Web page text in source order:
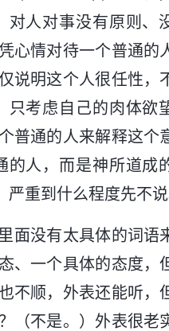
对人对事没有原则、
心情对待一个普通的
说明这个人很任性，
只考虑自己的肉体欲
普通的人来解释这个
的人，而是神所道成
重到什么程度先不说
面没有太具体的词语
、一个具体的态度，
不顺，外表还能听，
（不是。）外表很老